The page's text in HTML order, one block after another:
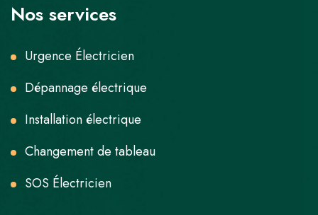
Nos services
Urgence Électricien
Dépannage électrique
Installation électrique
Changement de tableau
SOS Électricien